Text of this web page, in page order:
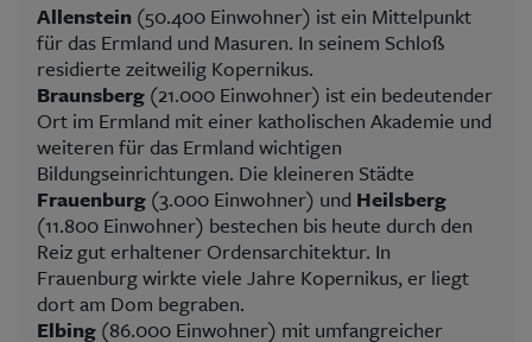
Allenstein (50.400 Einwohner) ist ein Mittelpunkt
für das Ermland und Masuren. In seinem Schloß
residierte zeitweilig Kopernikus.
Braunsberg (21.000 Einwohner) ist ein bedeutender
Ort im Ermland mit einer katholischen Akademie und
weiteren für das Ermland wichtigen
Bildungseinrichtungen. Die kleineren Städte
Frauenburg (3.000 Einwohner) und Heilsberg
(11.800 Einwohner) bestechen bis heute durch den
Reiz gut erhaltener Ordensarchitektur. In
Frauenburg wirkte viele Jahre Kopernikus, er liegt
dort am Dom begraben.
Elbing (86.000 Einwohner) mit umfangreicher